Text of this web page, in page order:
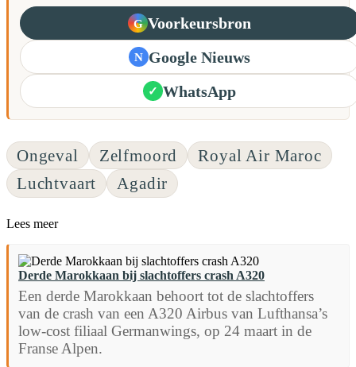
G Voorkeursbron
N Google Nieuws
✓ WhatsApp
Ongeval Zelfmoord
Royal Air Maroc
Luchtvaart
Agadir
Lees meer
Derde Marokkaan bij slachtoffers crash A320
Een derde Marokkaan behoort tot de slachtoffers
van de crash van een A320 Airbus van Lufthansa’s
low-cost filiaal Germanwings, op 24 maart in de
Franse Alpen.